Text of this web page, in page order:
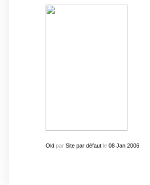
Oldpar Site par défautle 08 Jan 2006